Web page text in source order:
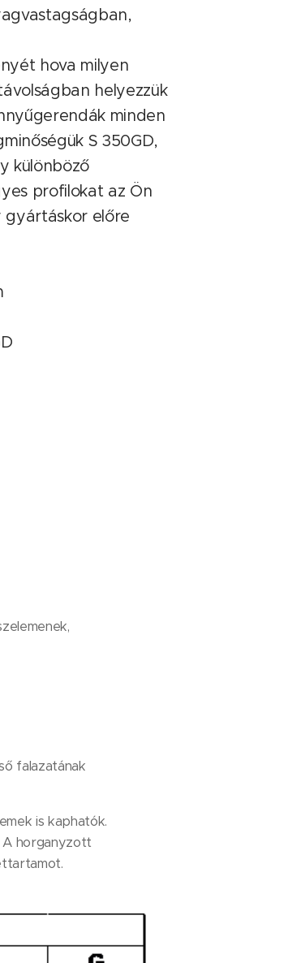
hova milyen
helyezzük
minden
S 350GD,
különböző
profilokat az Ön
gyártáskor előre
falazatának
is kaphatók.
A horganyzott